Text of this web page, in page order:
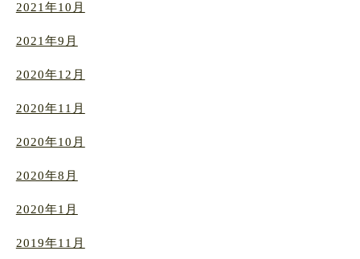
2021年10月
2021年9月
2020年12月
2020年11月
2020年10月
2020年8月
2020年1月
2019年11月